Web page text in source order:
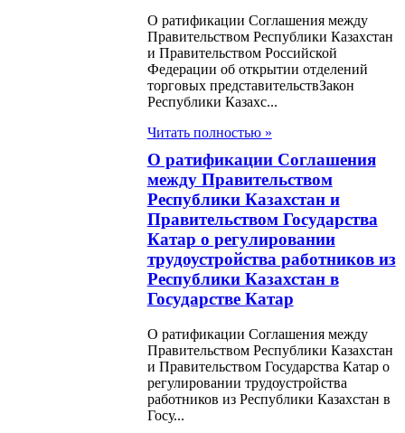
О ратификации
Казахстан
использования
О ратификации
о займе
структурные
сектора)
Республикой
О ратификации Соглашения между
Правительством Республики Казахстан
и Правительством Российской
Федерации об открытии отделений
торговых представительствЗакон
Республики Казахс...
Читать полностью »
О ратификации Соглашения
между Правительством
Республики Казахстан и
Правительством Государства
Катар о регулировании
трудоустройства работников из
Республики Казахстан в
Государстве Катар
О ратификации Соглашения между
Правительством Республики Казахстан
и Правительством Государства Катар о
регулировании трудоустройства
работников из Республики Казахстан в
Госу...